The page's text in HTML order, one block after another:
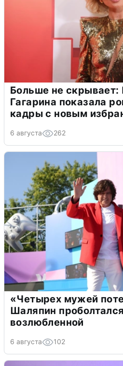
Больше не скрывает:
Гагарина показала
кадры с новым
6 августа 262
«Четырех мужей
Шаляпин
возлюбленной
6 августа 102